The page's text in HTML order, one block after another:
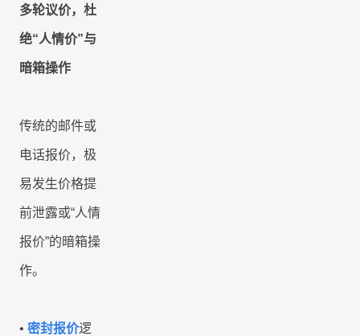
多轮议价，杜
绝“人情价”与
暗箱操作
传统的邮件或
电话报价，极
易发生价格提
前泄露或“人情
报价”的暗箱操
作。
• 密封报价逻